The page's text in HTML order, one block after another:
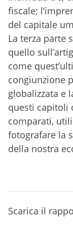
fiscale;
del capitale
La terza parte
quello
come
congiunzione
globalizzata e
questi capitoli
comparati,
fotografare la
della nostra
Scarica il